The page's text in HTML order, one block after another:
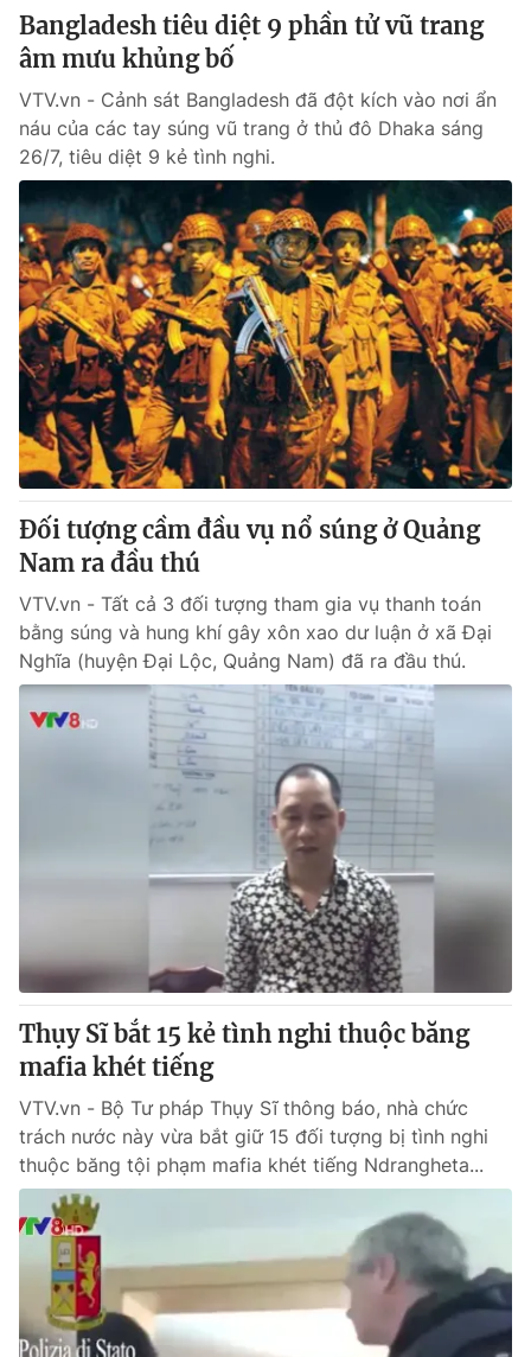
Bangladesh tiêu diệt 9 phần tử vũ trang
âm mưu khủng bố
VTV.vn - Cảnh sát Bangladesh đã đột kích vào nơi ẩn
náu của các tay súng vũ trang ở thủ đô Dhaka sáng
26/7, tiêu diệt 9 kẻ tình nghi.
Đối tượng cầm đầu vụ nổ súng ở Quảng
Nam ra đầu thú
VTV.vn - Tất cả 3 đối tượng tham gia vụ thanh toán
bằng súng và hung khí gây xôn xao dư luận ở xã Đại
Nghĩa (huyện Đại Lộc, Quảng Nam) đã ra đầu thú.
Thụy Sĩ bắt 15 kẻ tình nghi thuộc băng
mafia khét tiếng
VTV.vn - Bộ Tư pháp Thụy Sĩ thông báo, nhà chức
trách nước này vừa bắt giữ 15 đối tượng bị tình nghi
thuộc băng tội phạm mafia khét tiếng Ndrangheta...